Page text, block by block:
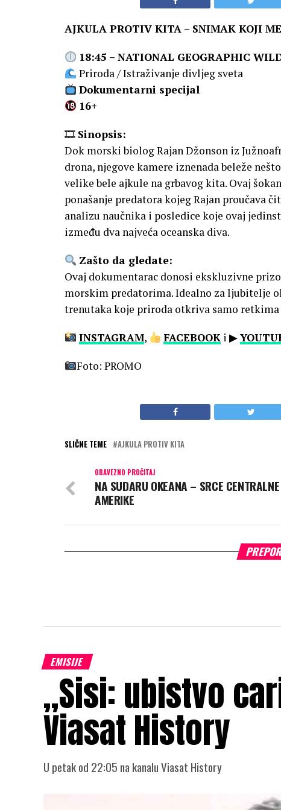
AJKULA PROTIV KITA – SNIMAK KOJI
18:45 – NATIONAL GEOGRAPHIC
Priroda / Istraživanje divljeg sveta
Dokumentarni specijal
16+
🎞 Sinopsis:
Dok morski biolog Rajan Džonson iz
drona, njegove kamere iznenada beleže
velike bele ajkule na grbavog kita. Ovaj
ponašanje predatora kojeg Rajan proučava
analizu naučnika i posledice koje ovaj
između dva najveća oceanska diva.
Zašto da gledate:
Ovaj dokumentarac donosi ekskluzivne
morskim predatorima. Idealno za ljubitelje
trenutaka koje priroda otkriva samo
INSTAGRAM, FACEBOOK i ▶
Foto: PROMO
SLIČNE TEME AJKULA PROTIV KITA
OBAVEZNO PROČITAJ
NA SUDARU OKEANA – SRCE CENTRALNE
AMERIKE
EMISIJE
„Sisi: ubistvo
Viasat History
U petak od 22:05 na kanalu Viasat History